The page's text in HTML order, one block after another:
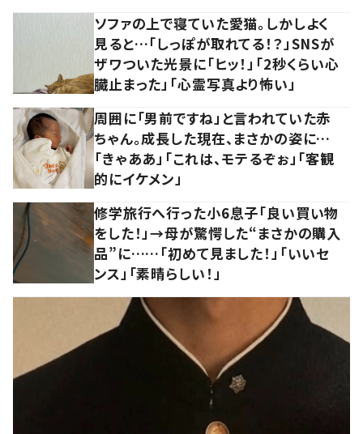
ソファの上で寝ていた愛猫。しかしよく
見ると…「しっぽが取れてる！？」SNSが
ザワついた光景に「ヒッ！」「2秒くらい心
臓止まった」「心霊写真より怖い」
周囲に「男前ですね」と言われていた赤
ちゃん。成長した現在、まさかの姿に…
「きゃああ」「これは、モテるぞぉ」「客観
的にイケメン」
修学旅行へ行った小6息子「良い買い物
をした！」→母が驚愕した“まさかの購入
品”に……「初めて見ました！」「いいセ
ンス」「素晴らしい！」